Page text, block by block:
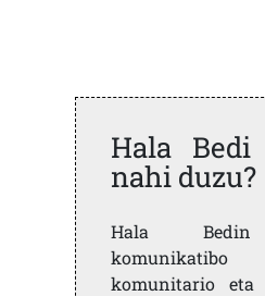
Hala Bedi
nahi duzu?
Hala
komunitario eta